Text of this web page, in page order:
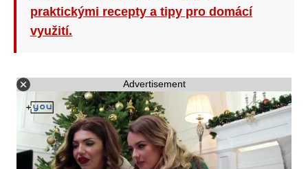
praktickými recepty a tipy pro domácí
využití.
Advertisement